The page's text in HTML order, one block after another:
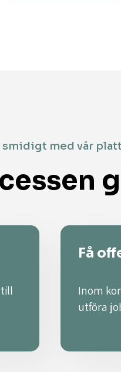
smidigt med vår
Få
Inom
utföra